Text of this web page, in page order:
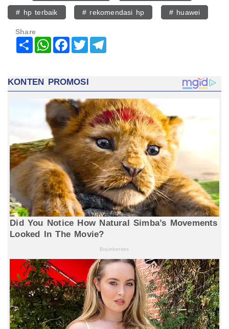
# hp terbaik # rekomendasi hp # huawei
Share
Share WhatsAppFacebook
Twitter